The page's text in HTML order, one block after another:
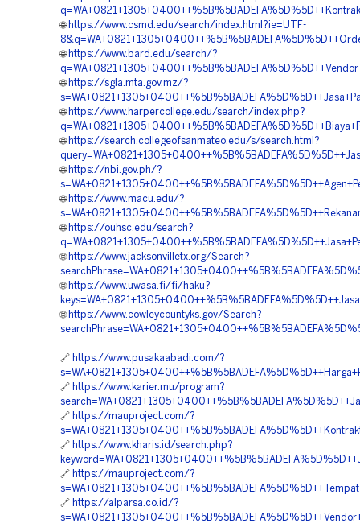
🌐 https://www.csmd.edu/search/index.html?ie=UTF-
🌐 https://www.bard.edu/search/?
🌐 https://sgla.mta.gov.mz/?
🌐 https://www.harpercollege.edu/search/index.php?
🌐 https://search.collegeofsanmateo.edu/s/search.html?
🌐 https://nbi.gov.ph/?
🌐 https://www.macu.edu/?
🌐 https://ouhsc.edu/search?
🌐 https://www.jacksonvilletx.org/Search?
🌐 https://www.uwasa.fi/fi/haku?
🌐 https://www.cowleycountyks.gov/Search?
🔗 https://www.pusakaabadi.com/?
🔗 https://www.karier.mu/program?
🔗 https://mauproject.com/?
🔗 https://www.kharis.id/search.php?
🔗 https://mauproject.com/?
🔗 https://alparsa.co.id/?